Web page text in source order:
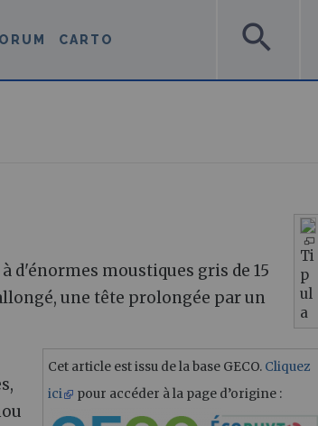
CARTO search
Ti
p
ul
a
Cet article est issu de la base GECO. Cliquez
ici
pour accéder à la page d’origine :
d'énormes moustiques gris de 15
une tête prolongée par un